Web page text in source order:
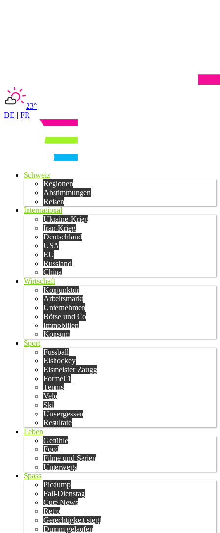
23°
DE | FR
Schweiz
Regionen
Abstimmungen
Reisen
International
Ukraine-Krieg
Iran-Krieg
Deutschland
USA
EU
Russland
China
Wirtschaft
Konjunktur
Arbeitsmarkt
Unternehmen
Börse und Co
Immobilien
Konsum
Sport
Fussball
Eishockey
Eismeister Zaugg
Formel 1
Tennis
Velo
Ski
Unvergessen
Resultate
Leben
Gefühle
Food
Filme und Serien
Unterwegs
Spass
Picdump
Fail-Dienstag
Cute News
Retro
Gerechtigkeit siegt
Dumm gelaufen